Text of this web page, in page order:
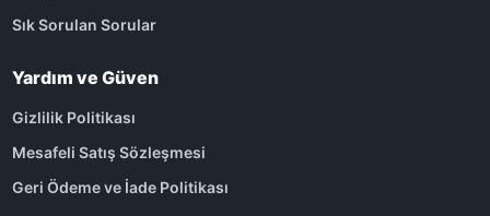
Sık Sorulan Sorular
Yardım ve Güven
Gizlilik Politikası
Mesafeli Satış Sözleşmesi
Geri Ödeme ve İade Politikası